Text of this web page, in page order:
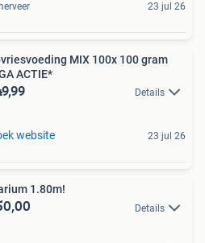
23 jul 26
MIX 100x 100 gram
ACTIE*
Details
website 23 jul 26
1.80m!
Details